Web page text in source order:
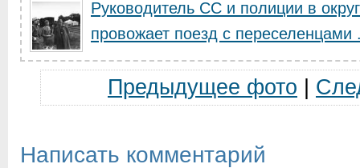
Руководитель СС и полиции в
провожает поезд с переселенцами
Предыдущее фото
Написать комментарий